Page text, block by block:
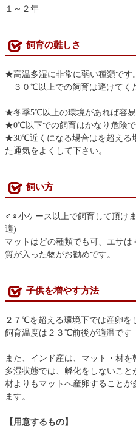
１～２年
飼育の難しさ
★高温多湿に非常に弱い種類です。
３０℃以上での飼育は避けてく
★冬季5℃以上の環境があれば容易
★0℃以下での飼育はかなり危険で
★30℃近くになる場合はを超える
た通気をよくして下さい。
飼い方
♂♀小ケース以上で飼育して頂け
適)
マットはどの種類でも可、エサ
質が入った物がお勧めです。
子供を増やす方法
２７℃を超える環境下では産卵を
飼育温度は２３℃前後が適温です
また、インド産は、マット・材を
多湿状態では、孵化をしないこと
材よりもマットへ産卵することが
ます。
【用意するもの】